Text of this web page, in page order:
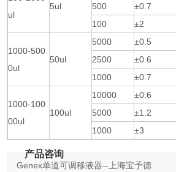
ul
5ul 500 ±0.7
100
±2
1000-500
0ul
50ul
5000 ±0.5
2500 ±0.6
1000
±0.7
1000-100
00ul
100ul
10000 ±0.6
5000 ±1.2
1000
±3
产品咨询